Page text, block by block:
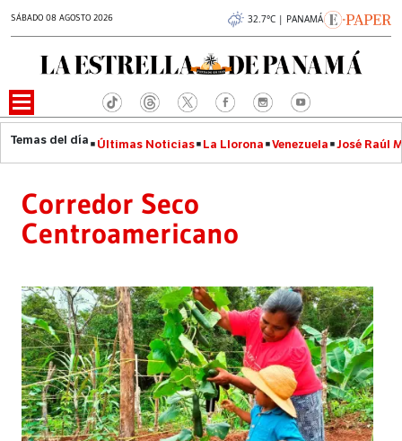
SÁBADO 08 AGOSTO 2026 32.7°C | PANAMÁ
Últimas Noticias La Llorona Venezuela José Raúl
Corredor Seco
Centroamericano